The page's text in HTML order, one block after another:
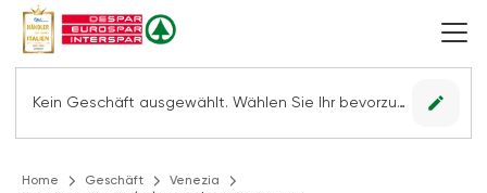
Kein Geschäft ausgewählt. Wählen Sie Ihr bevorzugtes Geschäft, um alle Angebote sehen zu können. edit
Home Geschäft
Venezia